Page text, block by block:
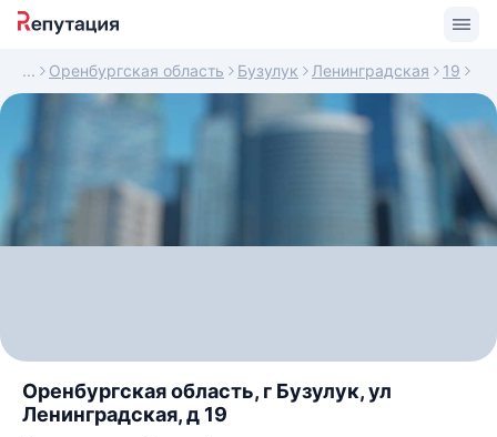
Оренбургская область Бузулук Ленинградская 19
Оренбургская область, г Бузулук, ул
Ленинградская, д 19